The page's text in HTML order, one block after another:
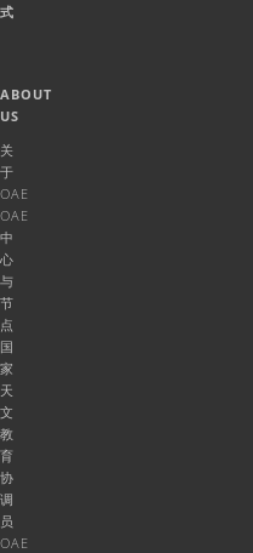
式
ABOUT
US
关
于
OAE
OAE
中
心
与
节
点
国
家
天
文
教
育
协
调
员
OAE